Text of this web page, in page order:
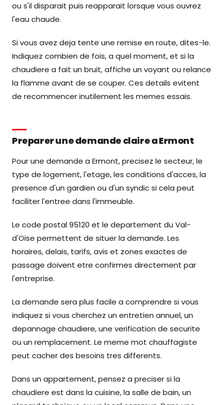
ou s'il disparait puis reapparait lorsque vous ouvrez
l'eau chaude.
Si vous avez deja tente une remise en route, dites-le.
Indiquez combien de fois, a quel moment, et si la
chaudiere a fait un bruit, affiche un voyant ou relance
la flamme avant de se couper. Ces details evitent
de recommencer inutilement les memes essais.
Preparer une demande claire a Ermont
Pour une demande a Ermont, precisez le secteur, le
type de logement, l'etage, les conditions d'acces, la
presence d'un gardien ou d'un syndic si cela peut
faciliter l'entree dans l'immeuble.
Le code postal 95120 et le departement du Val-
d'Oise permettent de situer la demande. Les
horaires, delais, tarifs, avis et zones exactes de
passage doivent etre confirmes directement par
l'entreprise.
La demande sera plus facile a comprendre si vous
indiquez si vous cherchez un entretien annuel, un
depannage chaudiere, une verification de securite
ou un remplacement. Le meme mot chauffagiste
peut cacher des besoins tres differents.
Dans un appartement, pensez a preciser si la
chaudiere est dans la cuisine, la salle de bain, un